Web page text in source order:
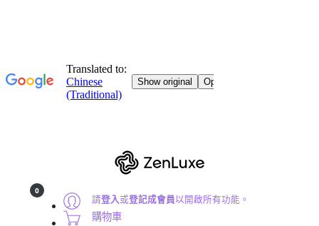
請登入或登記成會員以開啟所有功能。
0
購物車